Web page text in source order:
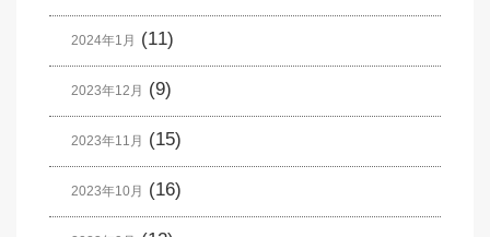
2024年1月 (11)
2023年12月 (9)
2023年11月 (15)
2023年10月 (16)